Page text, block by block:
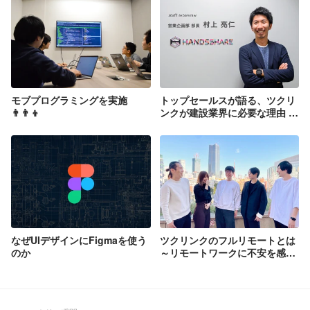
モブプログラミングを実施
👨‍👨‍👦
トップセールスが語る、ツクリ
ンクが建設業界に必要な理由 [
なぜUIデザインにFigmaを使う
のか
ツクリンクのフルリモートとは
～リモートワークに不安を感じ